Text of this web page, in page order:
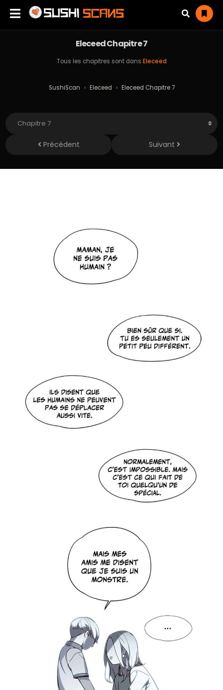
Eleceed Chapitre 7
Tous les chapitres sont dans Eleceed
SushiScan › Eleceed › Eleceed Chapitre 7
Précédent Suivant